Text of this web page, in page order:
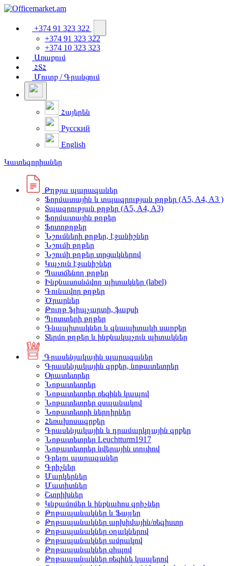
+374 91 323 322
+374 91 323 322
+374 10 323 323
Առաքում
ՀՏՀ
Մուտք / Գրանցում
Հայերեն
Русский
English
Կատեգորիաներ
Թղթյա պարագաներ
Ֆորմատային և տպագրության թղթեր (A5, A4, A3 )
Տպագրության թղթեր (A5, A4, A3)
Ֆորմատային թղթեր
Ֆոտոթղթեր
Նշումների թղթեր, էջանիշներ
Նշումի թղթեր
Նշումի թղթեր տրցակներով
Կպչուն էջանիշներ
Պատճենող թղթեր
Ինքնասոսնձվող պիտակներ (label)
Գունավոր թղթեր
Ծրարներ
Թուղթ ֆլիպչարտի, ֆաքսի
Պլոտտերի թղթեր
Գնապիտակներ և գնապիտակի սարքեր
Տերմո թղթեր և ինքնակպչուն պիտակներ
Գրասենյակային պարագաներ
Գրասենյակային գրքեր, նոթատետրեր
Օրատետրեր
Նոթատետրեր
Նոթատետրեր ռեզինե կապով
Նոթատետրեր զսպանակով
Նոթատետրի ներդիրներ
Հեռախոսագրքեր
Գրասենյակային և դրամարկղային գրքեր
Նոթատետրեր Leuchtturm1917
Նոթատետրեր նվերային տուփով
Գրելու պարագաներ
Գրիչներ
Մարկերներ
Մատիտներ
Շտրիխներ
Կնքամոմեր և ինքնահոս գրիչներ
Թղթապանակներ և Ֆայլեր
Թղթապանակներ արխիվային/ռեգիստր
Թղթապանակներ օղակներով
Թղթապանակներ ամրակով
Թղթապանակներ զիպով
Թղթապանակներ ռեզինե կապերով